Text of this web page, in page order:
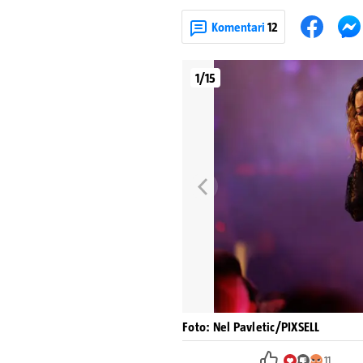
Komentari 12
1/15
Foto: Nel Pavletic/PIXSELL
11